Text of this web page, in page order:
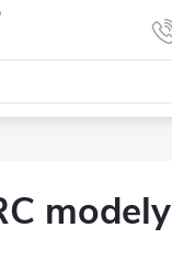
modely